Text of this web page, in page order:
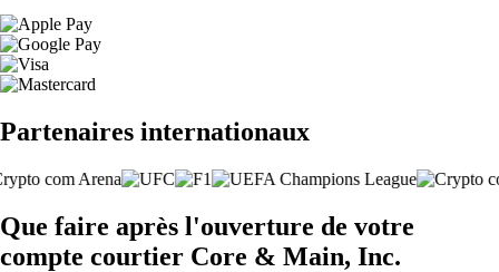
Partenaires internationaux
Que faire après l'ouverture de votre
compte courtier Core & Main, Inc.